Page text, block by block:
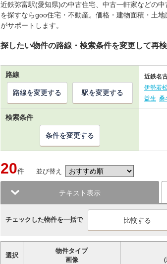
近鉄弥富駅(愛知県)の中古住宅、中古一軒家などの
を探すならgoo住宅・不動産。価格・建物面積・土
がサポートします。
探したい物件の路線・検索条件を変更して再
路線 近鉄名
伊勢若
益生 桑
路線を変更する 駅を変更する
検索条件
条件を変更する
20件 並び替え
テキスト表示
チェックした物件を一括で
選択
物件タイプ
画像